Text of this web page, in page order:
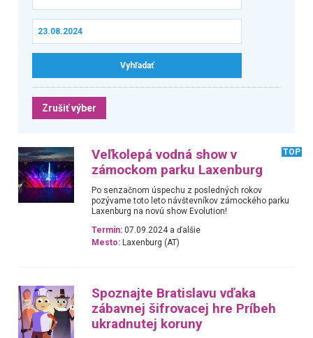
Zrušiť výber
Veľkolepá vodná show v
zámockom parku Laxenburg
TOP
Po senzačnom úspechu z posledných rokov
pozývame toto leto návštevníkov zámockého parku
Laxenburg na novú show Evolution!
Termín: 07.09.2024 a ďalšie
Mesto: Laxenburg (AT)
Spoznajte Bratislavu vďaka
zábavnej šifrovacej hre Príbeh
ukradnutej koruny